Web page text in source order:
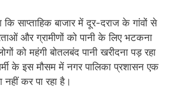
साप्ताहिक बाजार में दूर-दराज के गांवों से
और ग्रामीणों को पानी के लिए भटकना
को महंगी बोतलबंद पानी खरीदना पड़ रहा
के इस मौसम में नगर पालिका प्रशासन एक
कर पा रहा है।